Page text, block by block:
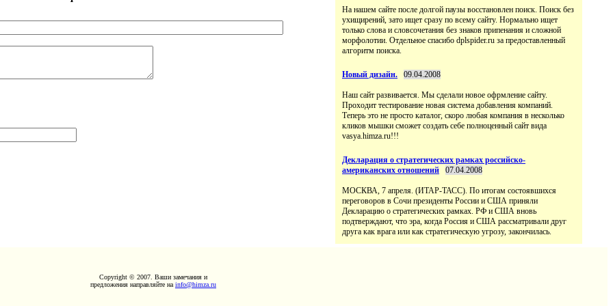
На нашем сайте после долгой паузы восстановлен поиск. Поиск без
ухищирений, зато ищет сразу по всему сайту. Нормально ищет
только слова и словсочетания без знаков припенания и сложной
морфолотии. Отдельное спасибо dplspider.ru за предоставленный
алгоритм поиска.
Новый дизайн. 09.04.2008
Наш сайт развивается. Мы сделали новое офрмление сайту.
Проходит тестирование новая система добавления компаний.
Теперь это не просто каталог, скоро любая компания в несколько
кликов мышки сможет создать себе полноценный сайт вида
vasya.himza.ru!!!
Декларация о стратегических рамках российско-
американских отношений
07.04.2008
МОСКВА, 7 апреля. (ИТАР-ТАСС). По итогам состоявшихся
переговоров в Сочи президенты России и США приняли
Декларацию о стратегических рамках. РФ и США вновь
подтверждают, что эра, когда Россия и США рассматривали друг
друга как врага или как стратегическую угрозу, закончилась.
Copyright © 2007. Ваши замечания и
предложения направляйте на info@himza.ru